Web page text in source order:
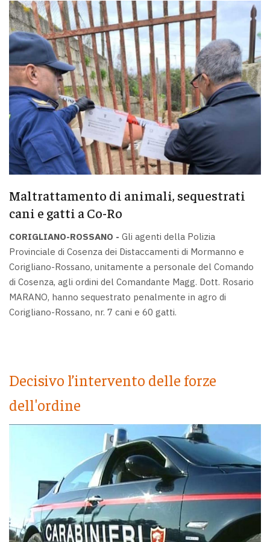
Maltrattamento di animali, sequestrati
cani e gatti a Co-Ro
CORIGLIANO-ROSSANO - Gli agenti della Polizia
Provinciale di Cosenza dei Distaccamenti di Mormanno e
Corigliano-Rossano, unitamente a personale del Comando
di Cosenza, agli ordini del Comandante Magg. Dott. Rosario
MARANO, hanno sequestrato penalmente in agro di
Corigliano-Rossano, nr. 7 cani e 60 gatti.
Decisivo l’intervento delle forze
dell'ordine